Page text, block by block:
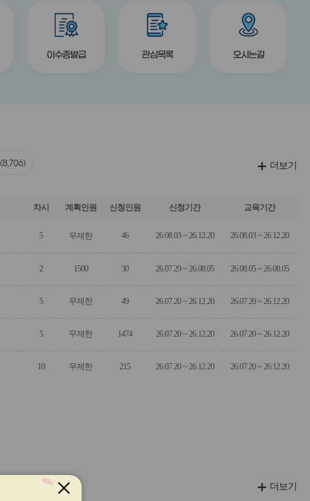
버
튼
title
이수증발급
title
관심목록
title
오시는길
(8,706)
차시 계획인원 신청인원 신청기간 교육기간
5 무제한 46 26.08.03 ~ 26.12.20 26.08.03 ~ 26.12.20
2 1500 30 26.07.29 ~ 26.08.05 26.08.05 ~ 26.08.05
5 무제한 49 26.07.20 ~ 26.12.20 26.07.20 ~ 26.12.20
5 무제한 1474 26.07.20 ~ 26.12.20 26.07.20 ~ 26.12.20
10 무제한 215 26.07.20 ~ 26.12.20 26.07.20 ~ 26.12.20
더보기
더보기